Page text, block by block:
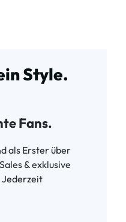
Style.
Fans.
als Erster über
& exklusive